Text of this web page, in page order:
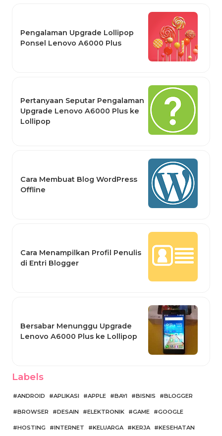
Pengalaman Upgrade Lollipop
Ponsel Lenovo A6000 Plus
Pertanyaan Seputar Pengalaman
Upgrade Lenovo A6000 Plus ke
Lollipop
Cara Membuat Blog WordPress
Offline
Cara Menampilkan Profil Penulis
di Entri Blogger
Bersabar Menunggu Upgrade
Lenovo A6000 Plus ke Lollipop
Labels
ANDROID APLIKASI APPLE BAYI BISNIS BLOGGER
BROWSER DESAIN ELEKTRONIK GAME GOOGLE
HOSTING INTERNET KELUARGA KERJA KESEHATAN